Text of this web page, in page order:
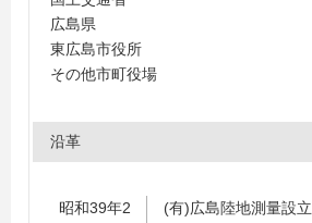
広島県
東広島市役所
その他市町役場
沿革
昭和39年2
(有)広島陸地測量設立